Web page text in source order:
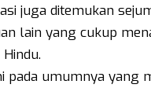
juga ditemukan
lain yang cukup
pada umumnya yang